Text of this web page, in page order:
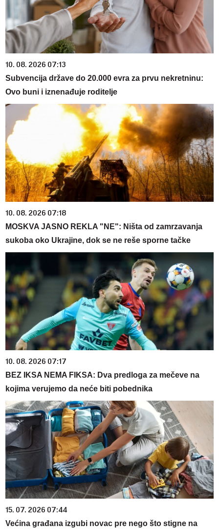
10. 08. 2026 07:13
Subvencija države do 20.000 evra za prvu nekretninu:
Ovo buni i iznenađuje roditelje
10. 08. 2026 07:18
MOSKVA JASNO REKLA "NE": Ništa od zamrzavanja
sukoba oko Ukrajine, dok se ne reše sporne tačke
10. 08. 2026 07:17
BEZ IKSA NEMA FIKSA: Dva predloga za mečeve na
kojima verujemo da neće biti pobednika
15. 07. 2026 07:44
Većina građana izgubi novac pre nego što stigne na